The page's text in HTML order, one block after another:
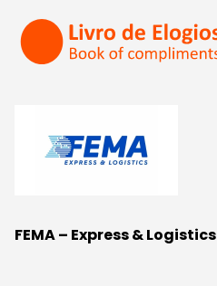
FEMA – Express & Logistics